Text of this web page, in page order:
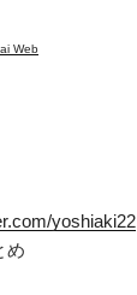
Web
yoshiaki22
め